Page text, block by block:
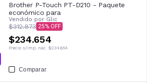
Brother P-Touch PT-D210 - Paquete
económico para
Vendido por Glic
$312.873 25
$234.654
Precio s/imp. nac. $234.654
Comparar